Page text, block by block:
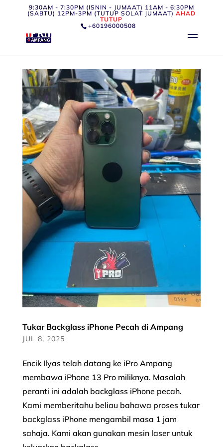
9:30AM - 7:30PM (ISNIN - JUMAAT) 11AM - 6:30PM
(SABTU) 12PM-3PM (TUTUP SOLAT JUMAAT) AHAD
TUTUP
+60196000508
Tukar Backglass iPhone Pecah di Ampang
JUL 8, 2025
Encik Ilyas telah datang ke iPro Ampang
membawa iPhone 13 Pro miliknya. Masalah
peranti ini adalah backglass iPhone pecah.
Kami memberitahu beliau bahawa proses tukar
backglass iPhone mengambil masa 1 jam
sahaja. Kami akan gunakan mesin laser untuk